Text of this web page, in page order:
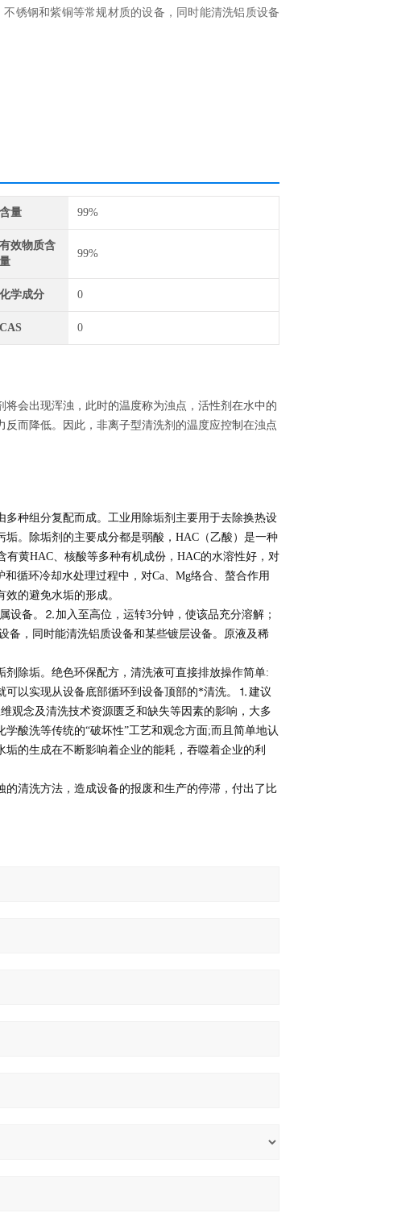
不锈钢和紫铜等常规材质的设备，同时能清洗铝质设备
含量 99%
有效物质含
量
99%
化学成分 0
CAS 0
会出现浑浊，此时的温度称为浊点，活性剂在水中的
而降低。因此，非离子型清洗剂的温度应控制在浊点
种组分复配而成。工业用除垢剂主要用于去除换热设
。除垢剂的主要成分都是弱酸，HAC（乙酸）是一种
黄HAC、核酸等多种有机成份，HAC的水溶性好，对
循环冷却水处理过程中，对Ca、Mg络合、螯合作用
的避免水垢的形成。
设备。⒉加入至高位，运转3分钟，使该品充分溶解；
备，同时能清洗铝质设备和某些镀层设备。原液及稀
除垢。绝色环保配方，清洗液可直接排放操作简单:
可以实现从设备底部循环到设备顶部的*清洗。⒈建议
观念及清洗技术资源匮乏和缺失等因素的影响，大多
酸洗等传统的“破坏性”工艺和观念方面;而且简单地认
的生成在不断影响着企业的能耗，吞噬着企业的利
清洗方法，造成设备的报废和生产的停滞，付出了比